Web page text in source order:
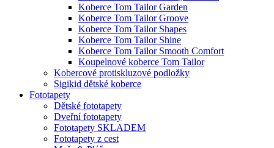
Koberce Tom Tailor Garden
Koberce Tom Tailor Groove
Koberce Tom Tailor Shapes
Koberce Tom Tailor Shine
Koberce Tom Tailor Smooth Comfort
Koupelnové koberce Tom Tailor
Kobercové protiskluzové podložky
Sigikid dětské koberce
Fototapety
Dětské fototapety
Dveřní fototapety
Fototapety SKLADEM
Fototapety z cest